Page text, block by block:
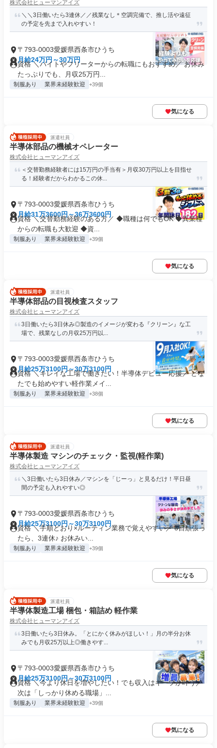
株式会社ヒューマンアイズ
＼＼3日働いたら3連休／／残業なし＊空調完備で、推し活や遠征
の予定を先まで入れやすい！
〒793-0003愛媛県西条市ひうち
月給24万円～30万円
資格 ＼バイトやフリーターからの転職にもおすすめ／ お休み
たっぷりでも、月収25万円...
制服あり 業界未経験歓迎 +39個
気になる
派遣社員
半導体部品の機械オペレーター
株式会社ヒューマンアイズ
＜交替勤務経験者には15万円の手当有＞月収30万円以上を目指せ
る！経験者だからわかるこの休...
〒793-0003愛媛県西条市ひうち
月給31万3600円～36万3600円
資格 ＼交替勤務経験のある方／ ◆職種は何でもOK ◆異業種
からの転職も大歓迎 ◆資...
制服あり 業界未経験歓迎 +39個
気になる
派遣社員
半導体部品の目視検査スタッフ
株式会社ヒューマンアイズ
3日働いたら3日休み◎製造のイメージが変わる『クリーン』な工
場で、残業なしの月収25万円以...
〒793-0003愛媛県西条市ひうち
月給25万3100円～30万3100円
資格 ＼キレイな工場で働きたい！半導体デビュー応援／ どな
たでも始めやすい軽作業メイ...
制服あり 業界未経験歓迎 +38個
気になる
派遣社員
半導体製造 マシンのチェック・監視(軽作業)
株式会社ヒューマンアイズ
＼3日働いたら3日休み／マシンを「じーっ」と見るだけ！平日昼
間の予定も入れやすい◎
〒793-0003愛媛県西条市ひうち
月給25万3100円～30万3100円
資格 ＼手順どおり×ルーティン業務で覚えやすい／ 3日頑張っ
たら、3連休♪ お休みい...
制服あり 業界未経験歓迎 +39個
気になる
派遣社員
半導体製造工場 梱包・箱詰め 軽作業
株式会社ヒューマンアイズ
3日働いたら3日休み。「とにかく休みがほしい！」月の半分お休
みでも月収25万以上◎働きやす...
〒793-0003愛媛県西条市ひうち
月給25万3100円～30万3100円
資格 ＼今より休日を増やしたい！でも収入はキープが叶う／
次は「しっかり休める職場」...
制服あり 業界未経験歓迎 +39個
気になる